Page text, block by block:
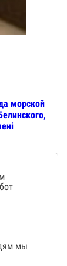
морской
мы